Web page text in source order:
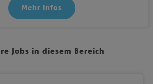
Mehr Infos
Jobs in diesem Bereich